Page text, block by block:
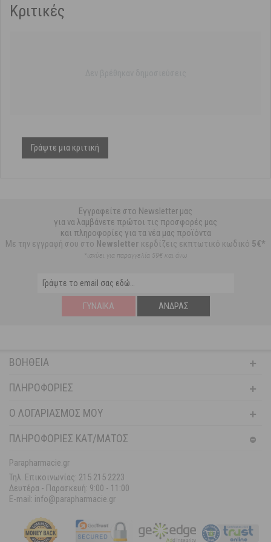
Κριτικές
Γράψτε μια κριτική
Εγγραφείτε στο Newsletter μας
για να λαμβάνετε πρώτοι τις προσφορές μας
και πληροφορίες για τα νέα μας προϊόντα
Με την εγγραφή σου στο Newsletter κερδίζεις εκπτωτικό κωδικό 5€*
*ισχύει για παραγγελία 59€ και άνω
ΓΥΝΑΊΚΑ ΆΝΔΡΑΣ
ΒΟΉΘΕΙΑ
ΠΛΗΡΟΦΟΡΊΕΣ
Ο ΛΟΓΑΡΙΑΣΜΌΣ ΜΟΥ
ΠΛΗΡΟΦΟΡΙΕΣ ΚΑΤ/ΜΑΤΟΣ
Parapharmacie.gr
Τηλ. Επικοινωνίας: 215 215 2223
Δευτέρα - Παρασκευή: 9:00 - 11:00
E-mail: info@parapharmacie.gr